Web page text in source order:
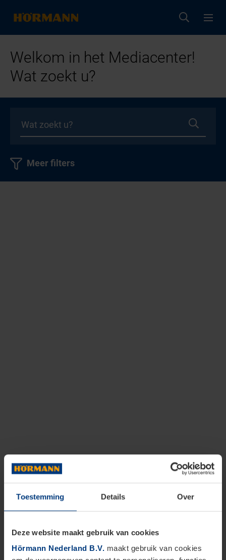
Toestemming Details Over
Deze website maakt gebruik van cookies
Hörmann Nederland B.V. maakt gebruik van cookies
Welkom in het Mediacenter!
Wat zoekt u?
Meer filters